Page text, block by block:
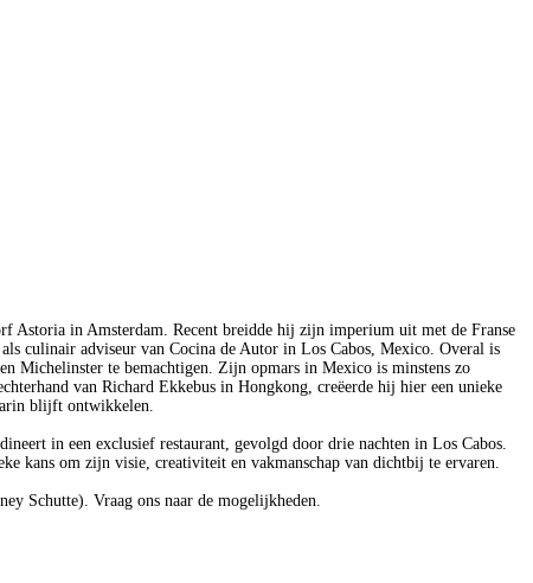
Astoria in Amsterdam. Recent breidde hij zijn imperium uit met de Franse
culinair adviseur van Cocina de Autor in Los Cabos, Mexico. Overal is
Michelinster te bemachtigen. Zijn opmars in Mexico is minstens zo
van Richard Ekkebus in Hongkong, creëerde hij hier een unieke
blijft ontwikkelen.
in een exclusief restaurant, gevolgd door drie nachten in Los Cabos.
kans om zijn visie, creativiteit en vakmanschap van dichtbij te ervaren.
Schutte). Vraag ons naar de mogelijkheden.